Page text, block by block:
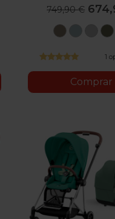
749,90 €
Seashell
1
Comprar